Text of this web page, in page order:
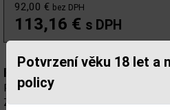
Potvrzení věku 18 let a
policy
92,00 € bez DPH
113,16 € s DPH
Popis:
Rad Chabot Vintage je vzácna a
Zreje v sudoch z čierneho duba